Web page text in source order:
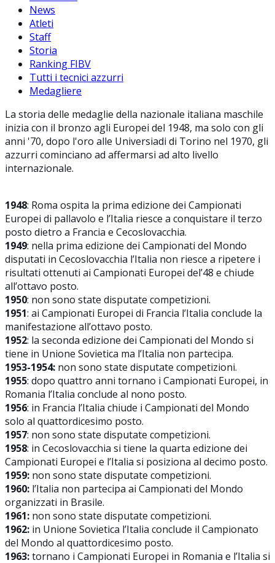
News
Atleti
Staff
Storia
Ranking FIBV
Tutti i tecnici azzurri
Medagliere
La storia delle medaglie della nazionale italiana maschile
inizia con il bronzo agli Europei del 1948, ma solo con gli
anni '70, dopo l'oro alle Universiadi di Torino nel 1970, gli
azzurri cominciano ad affermarsi ad alto livello
internazionale.
1948: Roma ospita la prima edizione dei Campionati
Europei di pallavolo e l’Italia riesce a conquistare il terzo
posto dietro a Francia e Cecoslovacchia.
1949: nella prima edizione dei Campionati del Mondo
disputati in Cecoslovacchia l’Italia non riesce a ripetere i
risultati ottenuti ai Campionati Europei del’48 e chiude
all’ottavo posto.
1950: non sono state disputate competizioni.
1951: ai Campionati Europei di Francia l’Italia conclude la
manifestazione all’ottavo posto.
1952: la seconda edizione dei Campionati del Mondo si
tiene in Unione Sovietica ma l’Italia non partecipa.
1953-1954: non sono state disputate competizioni.
1955: dopo quattro anni tornano i Campionati Europei, in
Romania l’Italia conclude al nono posto.
1956: in Francia l’Italia chiude i Campionati del Mondo
solo al quattordicesimo posto.
1957: non sono state disputate competizioni.
1958: in Cecoslovacchia si tiene la quarta edizione dei
Campionati Europei e l’Italia si posiziona al decimo posto.
1959: non sono state disputate competizioni.
1960: l’Italia non partecipa ai Campionati del Mondo
organizzati in Brasile.
1961: non sono state disputate competizioni.
1962: in Unione Sovietica l’Italia conclude il Campionato
del Mondo al quattordicesimo posto.
1963:tornano i Campionati Europei in Romania e l’Italia si